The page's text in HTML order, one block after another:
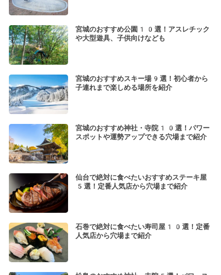
宮城のおすすめ公園10選！アスレチック
や大型遊具、子供向けなども
宮城のおすすめスキー場9選！初心者から
子連れまで楽しめる場所を紹介
宮城のおすすめ神社・寺院10選！パワー
スポットや運勢アップできる穴場まで紹介
仙台で絶対に食べたいおすすめステーキ屋
5選！定番人気店から穴場まで紹介
石巻で絶対に食べたい寿司屋10選！定番
人気店から穴場まで紹介